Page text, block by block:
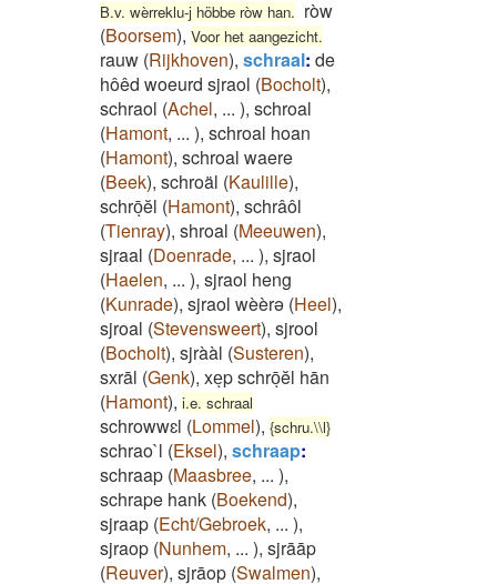
B.v. wèrreklu-j höbbe ròw han. ròw
(Boorsem), Voor het aangezicht.
rauw (Rijkhoven), schraal: de
hôêd woeurd sjraol (Bocholt),
schraol (Achel, ... ), schroal
(Hamont, ... ), schroal hoan
(Hamont), schroal waere
(Beek), schroäl (Kaulille),
schrōͅĕl (Hamont), schrâôl
(Tienray), shroal (Meeuwen),
sjraal (Doenrade, ... ), sjraol
(Haelen, ... ), sjraol heng
(Kunrade), sjraol wèèrə (Heel),
sjroal (Stevensweert), sjrool
(Bocholt), sjrààl (Susteren),
sxrāl (Genk), xeͅp schrōͅĕl hān
(Hamont), i.e. schraal
schrowwɛl (Lommel), {schru.\\l}
schrao`l (Eksel), schraap:
schraap (Maasbree, ... ),
schrape hank (Boekend),
sjraap (Echt/Gebroek, ... ),
sjraop (Nunhem, ... ), sjrāāp
(Reuver), sjrāop (Swalmen),